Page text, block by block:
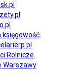
księgowość
Rolnicze
Warszawy